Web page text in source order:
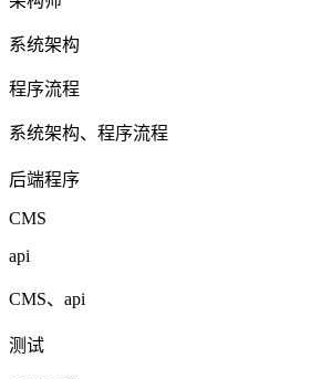
系统架构
程序流程
系统架构、程序流程
后端程序
CMS
api
CMS、api
测试